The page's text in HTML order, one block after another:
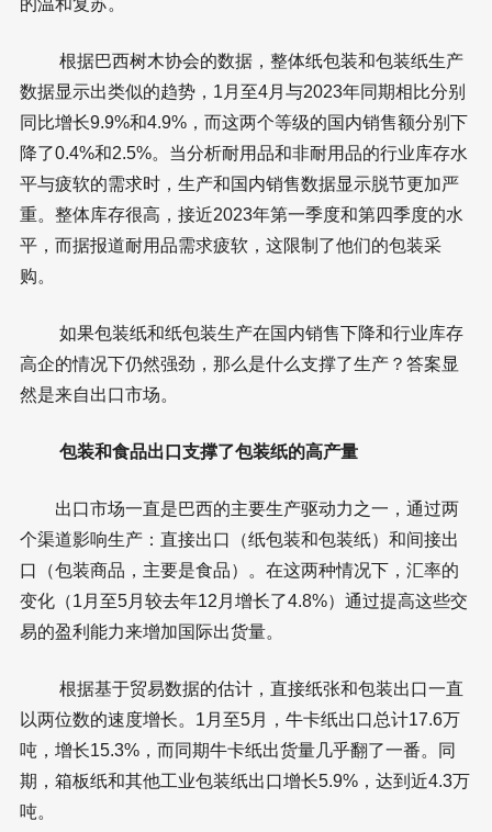
根据巴西树木协会的数据，整体纸包装和包装纸生产
数据显示出类似的趋势，1月至4月与2023年同期相比分别
同比增长9.9%和4.9%，而这两个等级的国内销售额分别下
降了0.4%和2.5%。当分析耐用品和非耐用品的行业库存水
平与疲软的需求时，生产和国内销售数据显示脱节更加严
重。整体库存很高，接近2023年第一季度和第四季度的水
平，而据报道耐用品需求疲软，这限制了他们的包装采
购。
如果包装纸和纸包装生产在国内销售下降和行业库存
高企的情况下仍然强劲，那么是什么支撑了生产？答案显
然是来自出口市场。
包装和食品出口支撑了包装纸的高产量
出口市场一直是巴西的主要生产驱动力之一，通过两
个渠道影响生产：直接出口（纸包装和包装纸）和间接出
口（包装商品，主要是食品）。在这两种情况下，汇率的
变化（1月至5月较去年12月增长了4.8%）通过提高这些交
易的盈利能力来增加国际出货量。
根据基于贸易数据的估计，直接纸张和包装出口一直
以两位数的速度增长。1月至5月，牛卡纸出口总计17.6万
吨，增长15.3%，而同期牛卡纸出货量几乎翻了一番。同
期，箱板纸和其他工业包装纸出口增长5.9%，达到近4.3万
吨。